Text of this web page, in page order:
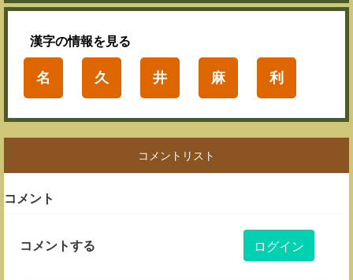
漢字の情報を見る
名 久 井 麻 利
コメントリスト
コメント
コメントする ログイン